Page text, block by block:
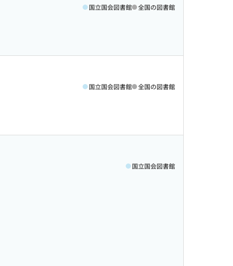
国立国会図書館 全国の図書館
国立国会図書館 全国の図書館
国立国会図書館